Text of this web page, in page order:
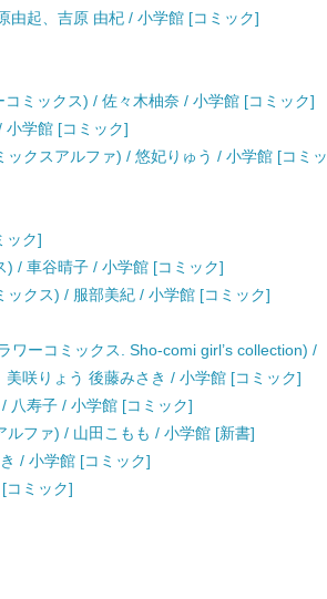
由起、吉原 由杞 / 小学館 [コミック]
ミックス) / 佐々木柚奈 / 小学館 [コミック]
小学館 [コミック]
クスアルファ) / 悠妃りゅう / 小学館 [コミッ
ック]
) / 車谷晴子 / 小学館 [コミック]
クス) / 服部美紀 / 小学館 [コミック]
ワーコミックス. Sho-comi girl’s collection) /
咲りょう 後藤みさき / 小学館 [コミック]
八寿子 / 小学館 [コミック]
ファ) / 山田こもも / 小学館 [新書]
/ 小学館 [コミック]
コミック]